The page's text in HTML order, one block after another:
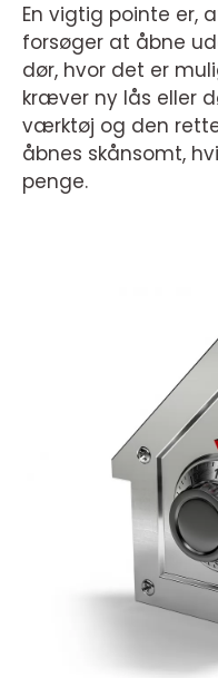
En vigtig pointe er,
forsøger at åbne
dør, hvor det er
kræver ny lås eller
værktøj og den
åbnes skånsomt,
penge.